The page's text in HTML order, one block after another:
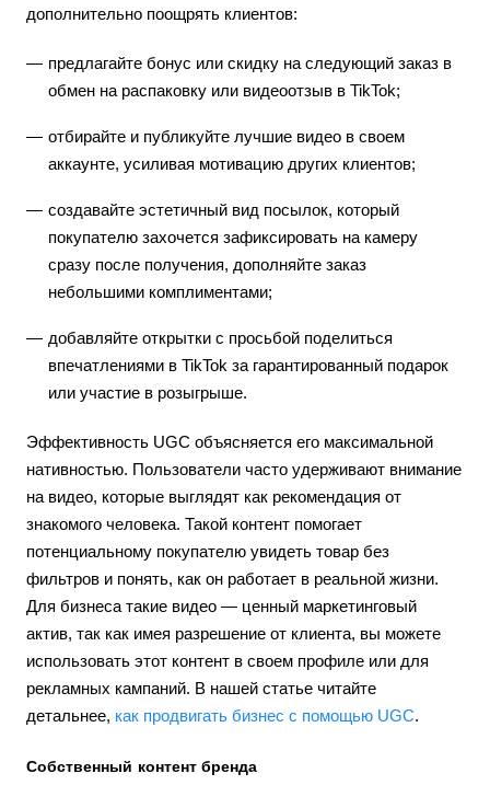
дополнительно поощрять клиентов:
предлагайте бонус или скидку на следующий заказ в
обмен на распаковку или видеоотзыв в TikTok;
отбирайте и публикуйте лучшие видео в своем
аккаунте, усиливая мотивацию других клиентов;
создавайте эстетичный вид посылок, который
покупателю захочется зафиксировать на камеру
сразу после получения, дополняйте заказ
небольшими комплиментами;
добавляйте открытки с просьбой поделиться
впечатлениями в TikTok за гарантированный подарок
или участие в розыгрыше.
Эффективность UGC объясняется его максимальной
нативностью. Пользователи часто удерживают внимание
на видео, которые выглядят как рекомендация от
знакомого человека. Такой контент помогает
потенциальному покупателю увидеть товар без
фильтров и понять, как он работает в реальной жизни.
Для бизнеса такие видео — ценный маркетинговый
актив, так как имея разрешение от клиента, вы можете
использовать этот контент в своем профиле или для
рекламных кампаний. В нашей статье читайте
детальнее, как продвигать бизнес с помощью UGC.
Собственный контент бренда